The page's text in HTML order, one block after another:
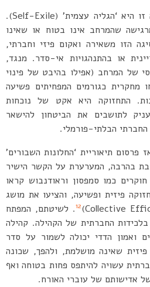
ההשלכה המיידית של תחושה זו היא ‘הגליה עצמית’ (Self-Exile).
שהמרחב אינו בטוח או שאינו
הזו משאירה ואקום פיזי וחברתי,
או בהתנהגויות אי-סדר. מנגד,
של המרחב (אפילו בהיבט של פינוי
מחקרית כגורמים המפחיתים פשיעה
התחזוקה היא אקט של נוכחות
לתושבים את הביטחון להישאר
הבלתי-פורמלי.
תיאוריית ‘החלונות השבורים’
בהרבה, המערערת על הקשר הישיר
כמו סמפסון וראודנבוש קראו
פיזית ופשיעה, והציעו את מושג
12. לשיטתם, המפתח
החברתית של הקהילה. קהילה
ואמון הדדי יכולה לשמור על סדר
שאינה מושלמת, ולהפך, שכונה
עשויה להיתפס פחות בטוחה ואף
אדישותם של עוברי האורח.